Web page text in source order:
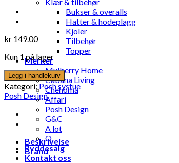
Bukser & overalls
Hatter & hodeplagg
Kjoler
Tilbehør
Topper
Merker
Mulberry Home
Cabana Living
Chehoma
Affari
Posh Design
G&C
A lot
Q
Ryddesalg
Kontakt oss
kr 149.00
Kun 1 på lager
Legg i handlekurv
Kategori:Posh systue
Posh Design
Beskrivelse
Brand